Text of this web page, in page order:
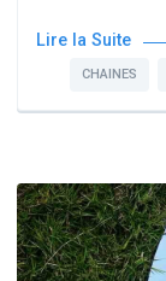
Lire la Suite
CHAINES